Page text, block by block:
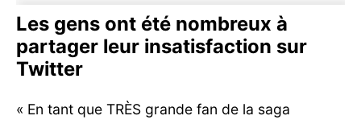
Les gens ont été nombreux à
partager leur insatisfaction sur
Twitter
« En tant que TRÈS grande fan de la saga